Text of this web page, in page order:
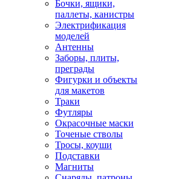
Бочки, ящики,
паллеты, канистры
Электрификация
моделей
Антенны
Заборы, плиты,
преграды
Фигурки и объекты
для макетов
Траки
Футляры
Окрасочные маски
Точеные стволы
Тросы, коуши
Подставки
Магниты